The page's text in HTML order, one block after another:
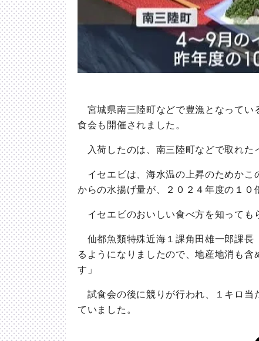
宮城県南三陸町などで豊漁となってい
食会も開催されました。
入荷したのは、南三陸町などで取れた
イセエビは、海水温の上昇のためかこ
からの水揚げ量が、２０２４年度の１０
イセエビのおいしい食べ方を知っても
仙都魚類特殊近海１課角田雄一郎課長
るようになりましたので、地産地消も
す」
試食会の後に競りが行われ、１キロ当
ていました。